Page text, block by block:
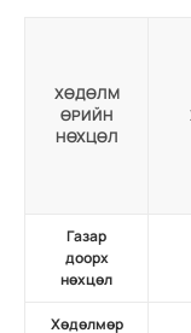
ХӨДӨЛМ
ӨРИЙН
НӨХЦӨЛ
Газар
доорх
нөхцөл
Хөдөлмөр